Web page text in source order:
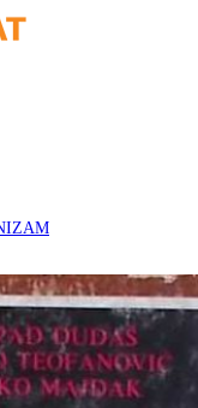
ANTROPOLOGIJA